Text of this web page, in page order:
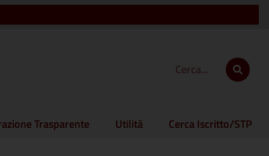
Trasparente Utilità Cerca Iscritto/STP